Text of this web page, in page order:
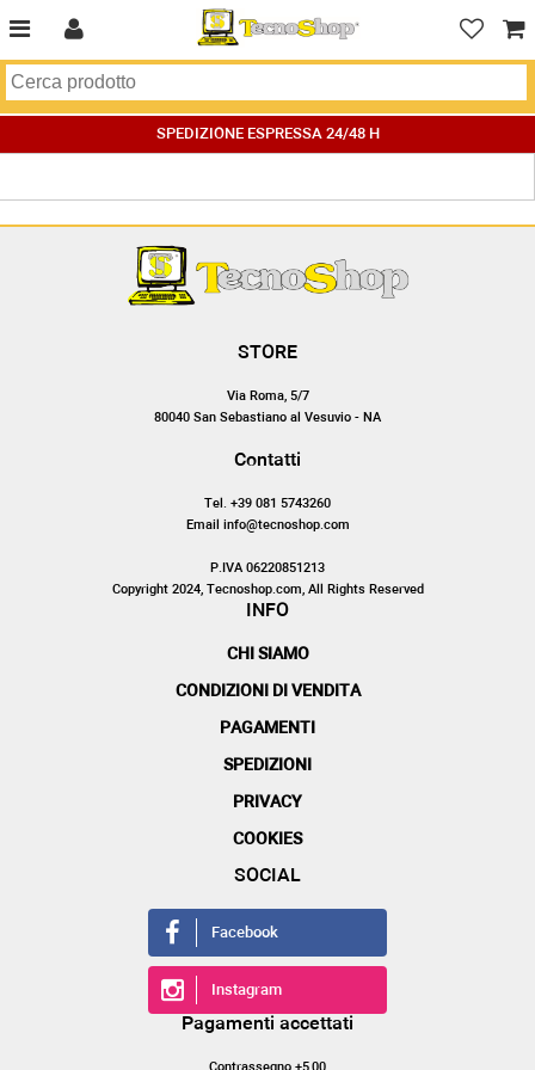
SPEDIZIONE ESPRESSA 24/48 H
STORE
Via Roma, 5/7
80040 San Sebastiano al Vesuvio - NA
Contatti
Tel. +39 081 5743260
Email info@tecnoshop.com
P.IVA 06220851213
Copyright 2024, Tecnoshop.com, All Rights Reserved
INFO
CHI SIAMO
CONDIZIONI DI VENDITA
PAGAMENTI
SPEDIZIONI
PRIVACY
COOKIES
SOCIAL
Facebook
Instagram
Pagamenti accettati
Contrassegno +5,00